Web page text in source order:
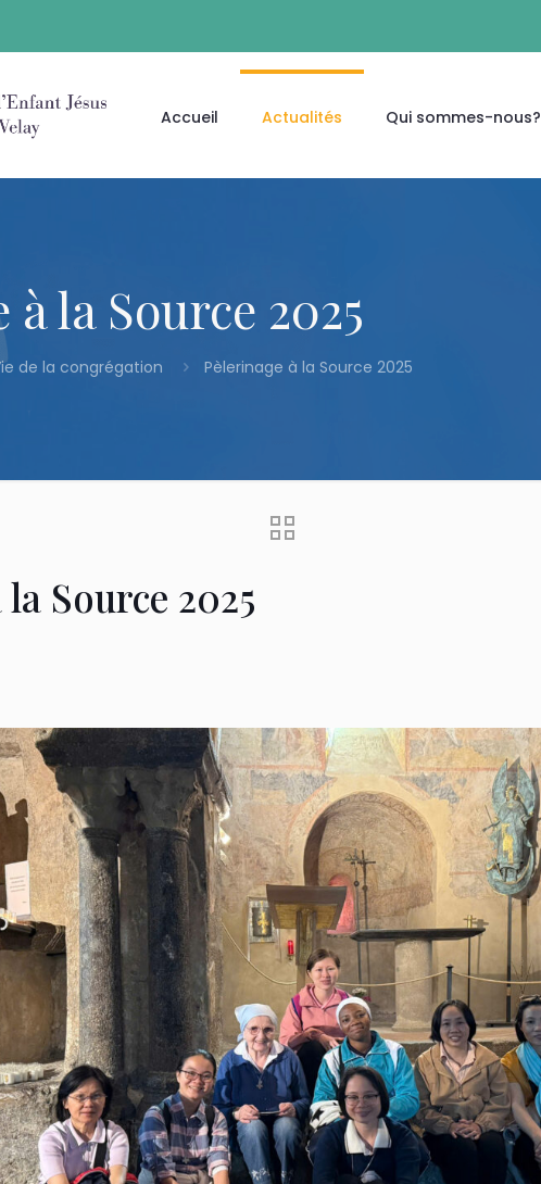
Accueil Actualités Qui sommes-nous?
la Source 2025
de la congrégation Pèlerinage à la Source 2025
Source 2025